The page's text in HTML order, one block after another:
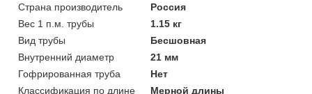
Страна производитель
Россия
Вес 1 п.м. трубы
1.15 кг
Вид трубы
Бесшовная
Внутренний диаметр
21 мм
Гофрированная труба
Нет
Классификация по длине
Мерной длины